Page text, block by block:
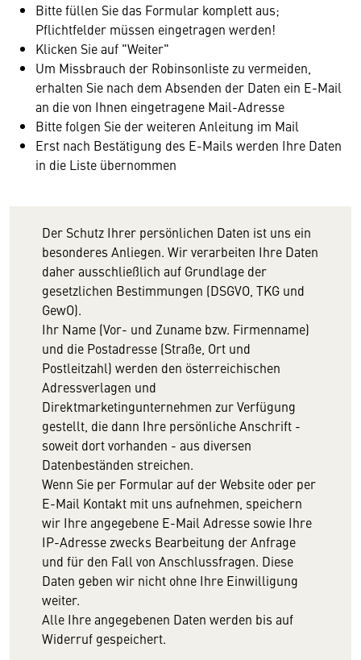
Bitte füllen Sie das Formular komplett aus;
Pflichtfelder müssen eingetragen werden!
Klicken Sie auf "Weiter"
Um Missbrauch der Robinsonliste zu vermeiden,
erhalten Sie nach dem Absenden der Daten ein E-Mail
an die von Ihnen eingetragene Mail-Adresse
Bitte folgen Sie der weiteren Anleitung im Mail
Erst nach Bestätigung des E-Mails werden Ihre Daten
in die Liste übernommen
Der Schutz Ihrer persönlichen Daten ist uns ein
besonderes Anliegen. Wir verarbeiten Ihre Daten
daher ausschließlich auf Grundlage der
gesetzlichen Bestimmungen (DSGVO, TKG und
GewO).
Ihr Name (Vor- und Zuname bzw. Firmenname)
und die Postadresse (Straße, Ort und
Postleitzahl) werden den österreichischen
Adressverlagen und
Direktmarketingunternehmen zur Verfügung
gestellt, die dann Ihre persönliche Anschrift -
soweit dort vorhanden - aus diversen
Datenbeständen streichen.
Wenn Sie per Formular auf der Website oder per
E-Mail Kontakt mit uns aufnehmen, speichern
wir Ihre angegebene E-Mail Adresse sowie Ihre
IP-Adresse zwecks Bearbeitung der Anfrage
und für den Fall von Anschlussfragen. Diese
Daten geben wir nicht ohne Ihre Einwilligung
weiter.
Alle Ihre angegebenen Daten werden bis auf
Widerruf gespeichert.